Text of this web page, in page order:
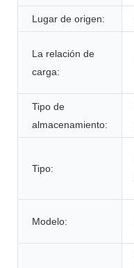
Lugar de origen:
La relación de
carga:
Tipo de
almacenamiento:
Tipo:
Modelo: